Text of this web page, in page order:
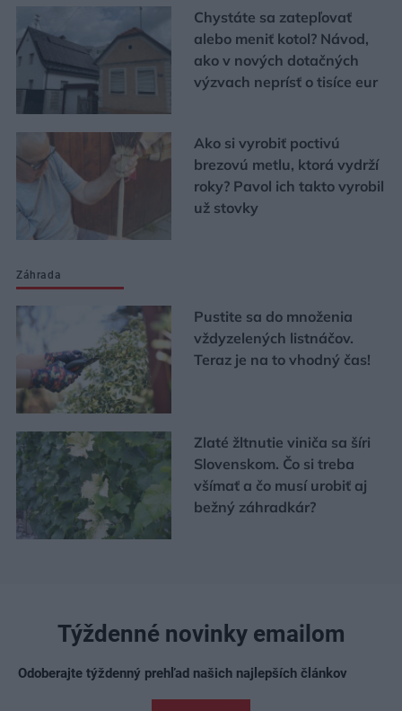
Chystáte sa zatepľovať
alebo meniť kotol? Návod,
ako v nových dotačných
výzvach neprísť o tisíce eur
Ako si vyrobiť poctivú
brezovú metlu, ktorá vydrží
roky? Pavol ich takto vyrobil
už stovky
Záhrada
Pustite sa do množenia
vždyzelených listnáčov.
Teraz je na to vhodný čas!
Zlaté žltnutie viniča sa šíri
Slovenskom. Čo si treba
všímať a čo musí urobiť aj
bežný záhradkár?
Týždenné novinky emailom
Odoberajte týždenný prehľad našich najlepších článkov